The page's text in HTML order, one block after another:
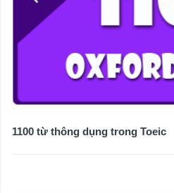
1100 từ thông dụng trong Toeic